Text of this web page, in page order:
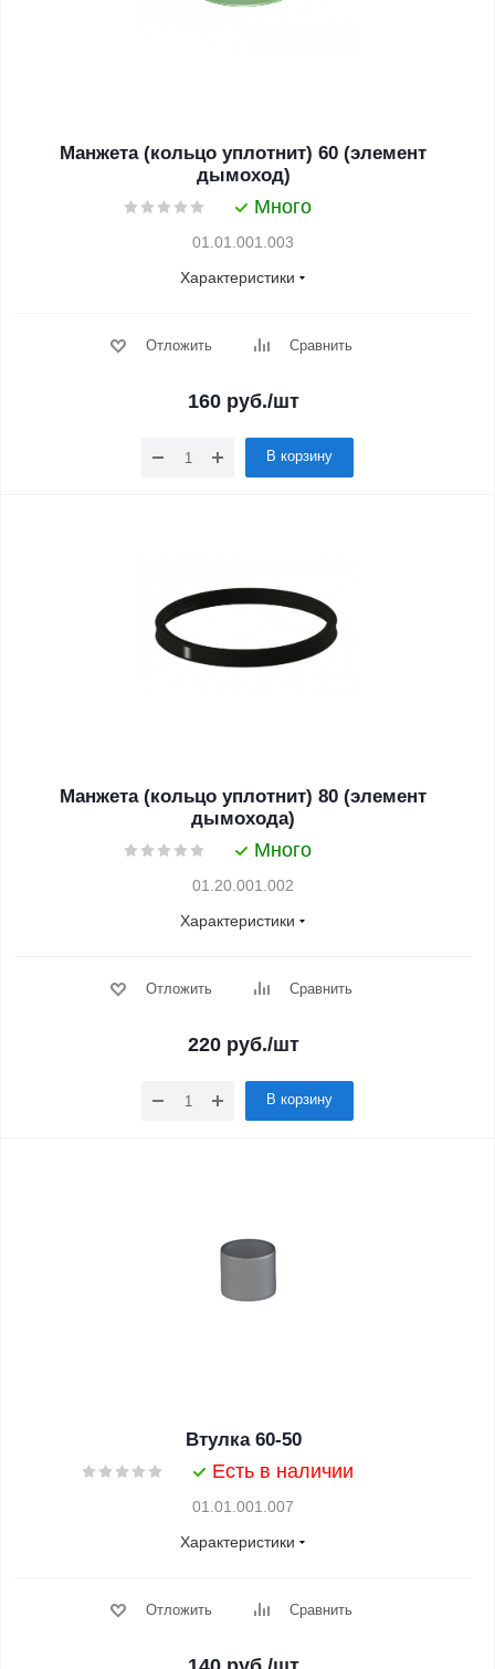
Манжета (кольцо уплотнит) 60 (элемент
дымоход)
Много
01.01.001.003
Характеристики
Отложить Сравнить
160 руб./шт
В корзину
Манжета (кольцо уплотнит) 80 (элемент
дымохода)
Много
01.20.001.002
Характеристики
Отложить Сравнить
220 руб./шт
В корзину
Втулка 60-50
Есть в наличии
01.01.001.007
Характеристики
Отложить Сравнить